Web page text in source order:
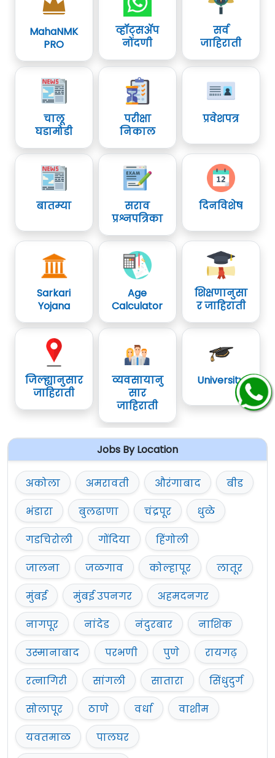
MahaNMK
PRO
व्हॉट्सॲप
नोंदणी
सर्व
जाहिराती
चालू
घडामोडी
परीक्षा
निकाल
प्रवेशपत्र
बातम्या
सराव
प्रश्नपत्रिका
दिनविशेष
Sarkari
Yojana
Age
Calculator
शिक्षणानुसा
र जाहिराती
जिल्ह्यानुसार
जाहिराती
व्यवसायानु
सार
जाहिराती
University
Jobs By Location
अकोला अमरावती औरंगाबाद
बीड
भंडारा
बुलढाणा चंद्रपूर
धुळे
गडचिरोली
गोंदिया
हिंगोली
जालना
जळगाव कोल्हापूर
लातूर
मुंबई
मुंबई उपनगर
अहमदनगर
नागपूर
नांदेड नंदुरबार
नाशिक
उस्मानाबाद
परभणी पुणे
रायगढ़
रत्नागिरी
सांगली सातारा
सिंधुदुर्ग
सोलापूर
ठाणे वर्धा
वाशीम
यवतमाळ
पालघर